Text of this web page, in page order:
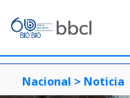
Nacional > Noticia